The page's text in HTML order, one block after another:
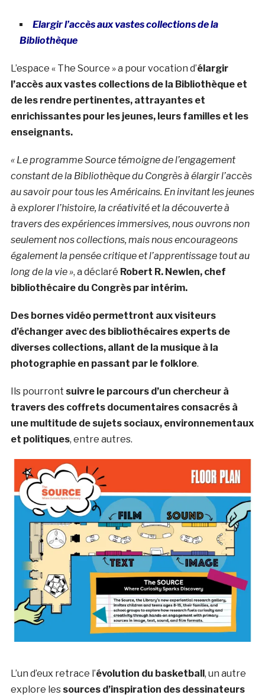
Elargir l’accès aux vastes collections de la
Bibliothèque
L’espace « The Source » a pour vocation d’élargir
l’accès aux vastes collections de la Bibliothèque et
de les rendre pertinentes, attrayantes et
enrichissantes pour les jeunes, leurs familles et les
enseignants.
« Le programme Source témoigne de l’engagement
constant de la Bibliothèque du Congrès à élargir l’accès
au savoir pour tous les Américains. En invitant les jeunes
à explorer l’histoire, la créativité et la découverte à
travers des expériences immersives, nous ouvrons non
seulement nos collections, mais nous encourageons
également la pensée critique et l’apprentissage tout au
long de la vie », a déclaré Robert R. Newlen, chef
bibliothécaire du Congrès par intérim.
Des bornes vidéo permettront aux visiteurs
d’échanger avec des bibliothécaires experts de
diverses collections, allant de la musique à la
photographie en passant par le folklore.
Ils pourront suivre le parcours d’un chercheur à
travers des coffrets documentaires consacrés à
une multitude de sujets sociaux, environnementaux
et politiques, entre autres.
L’un d’eux retrace l’évolution du basketball, un autre
explore les sources d’inspiration des dessinateurs